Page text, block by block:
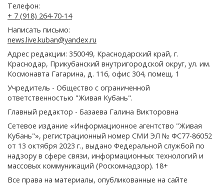
Телефон:
+ 7 (918) 264-70-14
Написать письмо:
news.live.kuban@yandex.ru
Адрес редакции: 350049, Краснодарский край, г.
Краснодар, Прикубанский внутригородской округ, ул. им.
Космонавта Гагарина, д. 116, офис 304, помещ. 1
Учредитель - Общество с ограниченной
ответственностью "Живая Кубань".
Главный редактор - Базаева Галина Викторовна
Сетевое издание «Информационное агентство "Живая
Кубань"», регистрационный номер СМИ ЭЛ № ФС77-86052
от 13 октября 2023 г., выдано Федеральной службой по
надзору в сфере связи, информационных технологий и
массовых коммуникаций (Роскомнадзор). 18+
Все права на материалы, опубликованные на сайте